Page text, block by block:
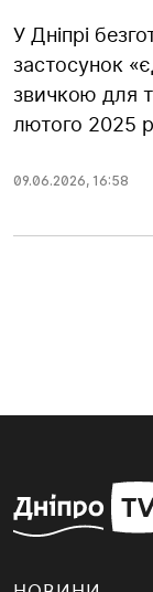
У Дніпрі
застосунок
звичкою для
лютого 2025
09.06.2026, 16:58